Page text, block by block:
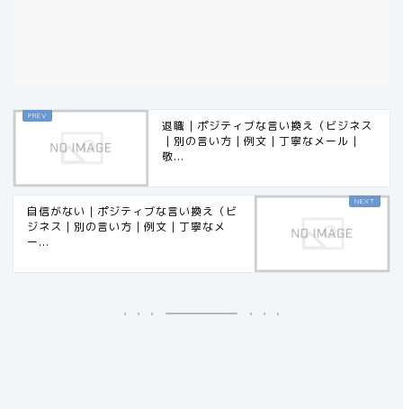
退職｜ポジティブな言い換え（ビジネス
｜別の言い方｜例文｜丁寧なメール｜
敬...
自信がない｜ポジティブな言い換え（ビ
ジネス｜別の言い方｜例文｜丁寧なメ
ー...